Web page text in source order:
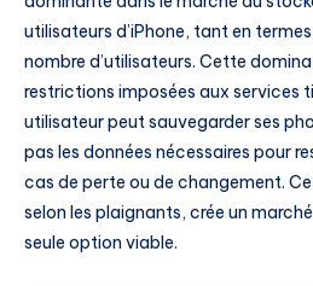
utilisateurs d’iPhone, tant en
nombre d’utilisateurs. Cette
restrictions imposées aux services
utilisateur peut sauvegarder ses
pas les données nécessaires pour
cas de perte ou de changement.
selon les plaignants, crée un
seule option viable.